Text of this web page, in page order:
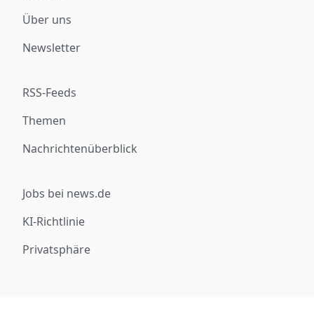
Über uns
Newsletter
RSS-Feeds
Themen
Nachrichtenüberblick
Jobs bei news.de
KI-Richtlinie
Privatsphäre